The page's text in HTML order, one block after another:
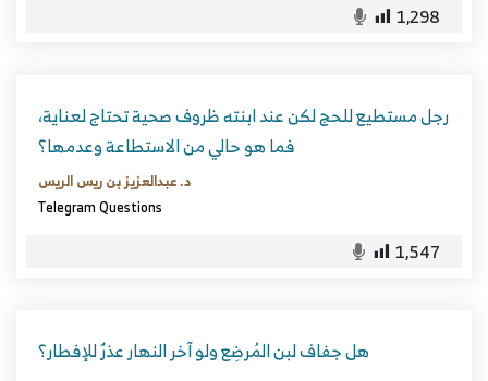
1,298
رجل مستطيع للحج لكن عند ابنته ظروف صحية تحتاج لعناية،
فما هو حالي من الاستطاعة وعدمها؟
د. عبدالعزيز بن ريس الريس
Telegram Questions
1,547
هل جفاف لبن المُرضِع ولو آخر النهار عذرٌ للإفطار؟